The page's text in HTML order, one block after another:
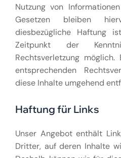
Nutzung von
Gesetzen bleiben
diesbezügliche Haftung
Zeitpunkt der
Rechtsverletzung
entsprechenden
diese Inhalte umgehend
Haftung für Links
Unser Angebot enthält
Dritter, auf deren Inhalte